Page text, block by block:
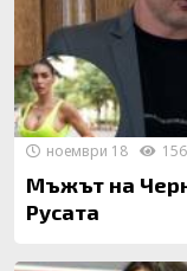
Мъжът на
Русата
ноември 18